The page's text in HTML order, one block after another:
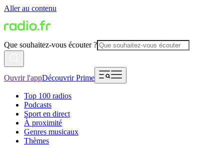
Aller au contenu
Que souhaitez-vous écouter ?
Ouvrir l'appDécouvrir Prime
Top 100 radios
Podcasts
Sport en direct
À proximité
Genres musicaux
Thèmes